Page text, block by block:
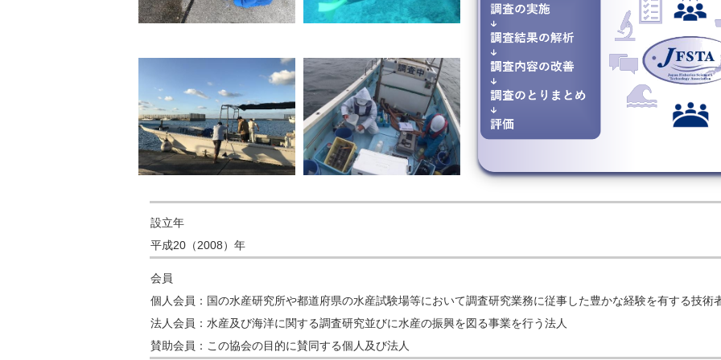
設立年
平成20（2008）年
会員
個人会員：国の水産研究所や都道府県の水産試験場等において調査研究業務に従事した豊かな経験を有する技術
法人会員：水産及び海洋に関する調査研究並びに水産の振興を図る事業を行う法人
賛助会員：この協会の目的に賛同する個人及び法人